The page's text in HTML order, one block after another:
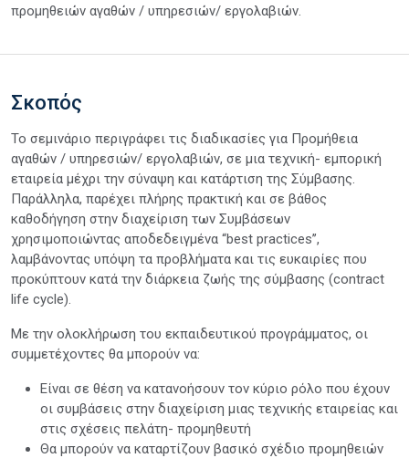
προμηθειών αγαθών / υπηρεσιών/ εργολαβιών.
Σκοπός
Το σεμινάριο περιγράφει τις διαδικασίες για Προμήθεια
αγαθών / υπηρεσιών/ εργολαβιών, σε μια τεχνική- εμπορική
εταιρεία μέχρι την σύναψη και κατάρτιση της Σύμβασης.
Παράλληλα, παρέχει πλήρης πρακτική και σε βάθος
καθοδήγηση στην διαχείριση των Συμβάσεων
χρησιμοποιώντας αποδεδειγμένα “best practices’’,
λαμβάνοντας υπόψη τα προβλήματα και τις ευκαιρίες που
προκύπτουν κατά την διάρκεια ζωής της σύμβασης (contract
life cycle).
Με την ολοκλήρωση του εκπαιδευτικού προγράμματος, οι
συμμετέχοντες θα μπορούν να:
Είναι σε θέση να κατανοήσουν τον κύριο ρόλο που έχουν
οι συμβάσεις στην διαχείριση μιας τεχνικής εταιρείας και
στις σχέσεις πελάτη- προμηθευτή
Θα μπορούν να καταρτίζουν βασικό σχέδιο προμηθειών